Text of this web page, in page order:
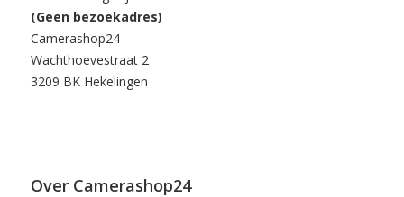
(Geen bezoekadres)
Camerashop24
Wachthoevestraat 2
3209 BK Hekelingen
Over Camerashop24